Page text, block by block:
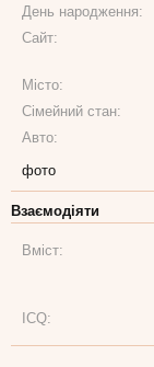
День народження:
Сайт:
Місто:
Сімейний стан:
Авто:
фото
Взаємодіяти
Вміст:
ICQ: